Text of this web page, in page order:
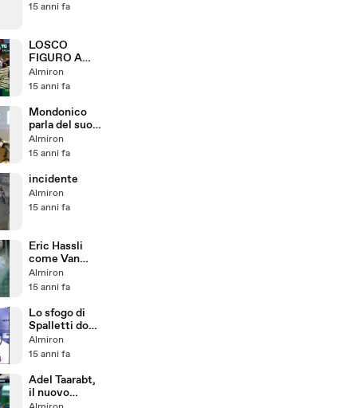
15 anni fa
LOSCO
FIGURO A
PONTIDA
Almiron
15 anni fa
Mondonico
parla del suo
addio
Almiron
15 anni fa
incidente
Almiron
15 anni fa
Eric Hassli
come Van
Basten: gol da
incorniciare
Almiron
15 anni fa
Lo sfogo di
Spalletti dopo
Dinamo-Zenit
Almiron
15 anni fa
Adel Taarabt,
il nuovo